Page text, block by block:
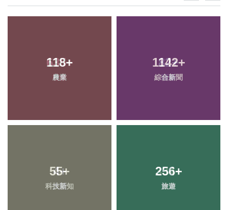
118+
農業
1142+
綜合新聞
55+
科技新知
256+
旅遊